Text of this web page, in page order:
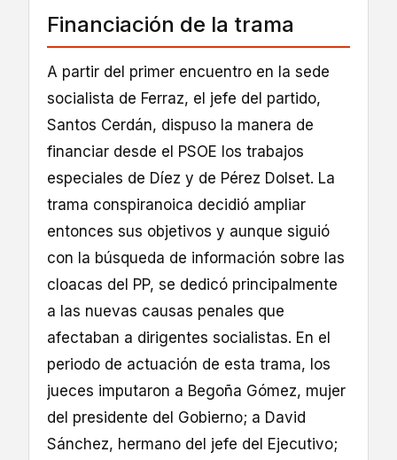
Financiación de la trama
A partir del primer encuentro en la sede
socialista de Ferraz, el jefe del partido,
Santos Cerdán, dispuso la manera de
financiar desde el PSOE los trabajos
especiales de Díez y de Pérez Dolset. La
trama conspiranoica decidió ampliar
entonces sus objetivos y aunque siguió
con la búsqueda de información sobre las
cloacas del PP, se dedicó principalmente
a las nuevas causas penales que
afectaban a dirigentes socialistas. En el
periodo de actuación de esta trama, los
jueces imputaron a Begoña Gómez, mujer
del presidente del Gobierno; a David
Sánchez, hermano del jefe del Ejecutivo;